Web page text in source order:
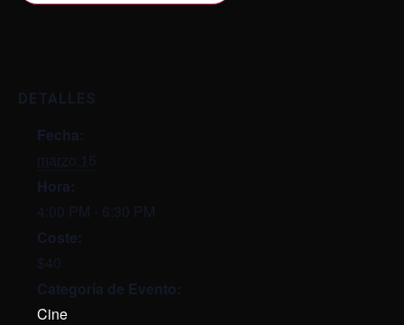
DETALLES
Fecha:
marzo 15
Hora:
4:00 PM - 6:30 PM
Coste:
$40
Categoría de Evento:
Cine